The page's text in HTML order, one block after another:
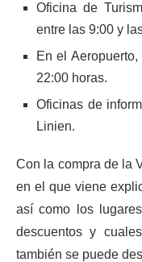
Oficina de
entre las 9:00 y
En el
22:00 horas.
Oficinas de
Linien.
Con la compra de la
en el que viene
así como los
descuentos y
también se puede